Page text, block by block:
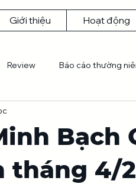
Giới thiệu Hoạt động
Review Báo cáo thường
Bạch
tháng 4/